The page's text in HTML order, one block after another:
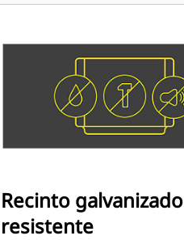
Recinto galvanizado
resistente